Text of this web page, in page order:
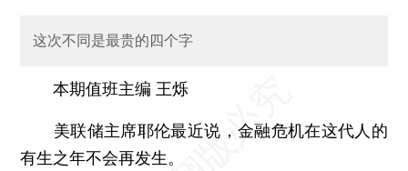
这次不同是最贵的四个字
本期值班主编 王烁
美联储主席耶伦最近说，金融危机在这代人的
有生之年不会再发生。